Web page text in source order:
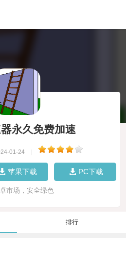
永久免费加速
01-24
苹果下载 PC下载
市场，安全绿色
排行